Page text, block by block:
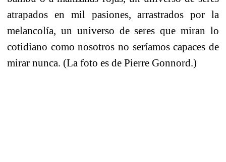
atrapados en mil pasiones, arrastrados por la
melancolía, un universo de seres que miran lo
cotidiano como nosotros no seríamos capaces de
mirar nunca. (La foto es de Pierre Gonnord.)